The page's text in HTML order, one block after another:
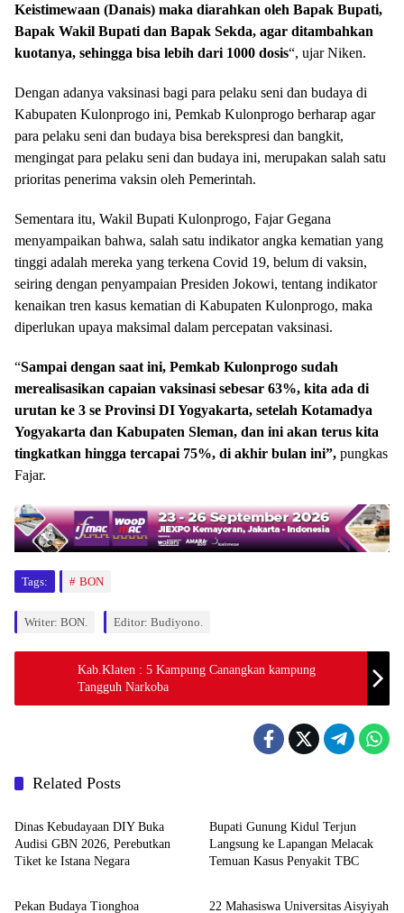
Keistimewaan (Danais) maka diarahkan oleh Bapak Bupati,
Bapak Wakil Bupati dan Bapak Sekda, agar ditambahkan
kuotanya, sehingga bisa lebih dari 1000 dosis“, ujar Niken.
Dengan adanya vaksinasi bagi para pelaku seni dan budaya di
Kabupaten Kulonprogo ini, Pemkab Kulonprogo berharap agar
para pelaku seni dan budaya bisa berekspresi dan bangkit,
mengingat para pelaku seni dan budaya ini, merupakan salah satu
prioritas penerima vaksin oleh Pemerintah.
Sementara itu, Wakil Bupati Kulonprogo, Fajar Gegana
menyampaikan bahwa, salah satu indikator angka kematian yang
tinggi adalah mereka yang terkena Covid 19, belum di vaksin,
seiring dengan penyampaian Presiden Jokowi, tentang indikator
kenaikan tren kasus kematian di Kabupaten Kulonprogo, maka
diperlukan upaya maksimal dalam percepatan vaksinasi.
“Sampai dengan saat ini, Pemkab Kulonprogo sudah
merealisasikan capaian vaksinasi sebesar 63%, kita ada di
urutan ke 3 se Provinsi DI Yogyakarta, setelah Kotamadya
Yogyakarta dan Kabupaten Sleman, dan ini akan terus kita
tingkatkan hingga tercapai 75%, di akhir bulan ini”, pungkas
Fajar.
Tags: BON
Writer: BON. Editor: Budiyono.
Kab.Klaten : 5 Kampung Canangkan kampung
Tangguh Narkoba
Related Posts
Berita
Dinas Kebudayaan DIY Buka
Audisi GBN 2026, Perebutkan
Tiket ke Istana Negara
Bupati Gunung Kidul Terjun
Langsung ke Lapangan Melacak
Temuan Kasus Penyakit TBC
Berita
Pekan Budaya Tionghoa
Berita
22 Mahasiswa Universitas Aisyiyah